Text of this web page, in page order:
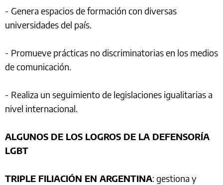
- Genera espacios de formación con diversas
universidades del país.
- Promueve prácticas no discriminatorias en los medios
de comunicación.
- Realiza un seguimiento de legislaciones igualitarias a
nivel internacional.
ALGUNOS DE LOS LOGROS DE LA DEFENSORÍA
LGBT
TRIPLE FILIACIÓN EN ARGENTINA: gestiona y